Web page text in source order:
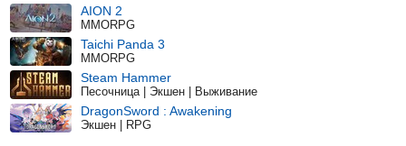
AION 2
MMORPG
Taichi Panda 3
MMORPG
Steam Hammer
Песочница | Экшен | Выживание
DragonSword : Awakening
Экшен | RPG